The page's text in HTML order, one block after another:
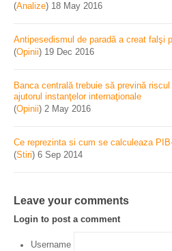
(Analize) 18 May 2016
Antipesedismul de paradă a creat falşi
(Opinii) 19 Dec 2016
Banca centrală trebuie să prevină
ajutorul instanţelor internaţionale
(Opinii) 2 May 2016
Ce reprezinta si cum se calculeaza
(Stiri) 6 Sep 2014
Leave your comments
Login to post a comment
Username